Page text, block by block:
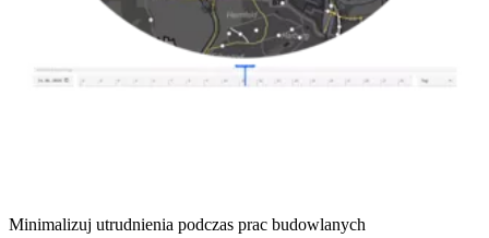
Minimalizuj utrudnienia podczas prac budowlanych